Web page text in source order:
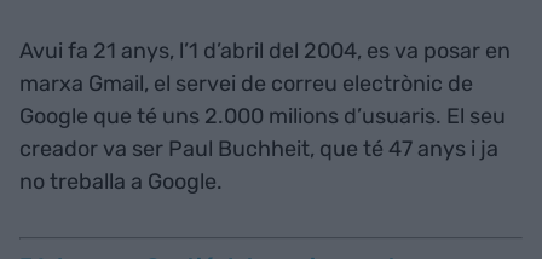
Avui fa 21 anys, l’1 d’abril del 2004, es va posar en
marxa Gmail, el servei de correu electrònic de
Google que té uns 2.000 milions d’usuaris. El seu
creador va ser Paul Buchheit, que té 47 anys i ja
no treballa a Google.